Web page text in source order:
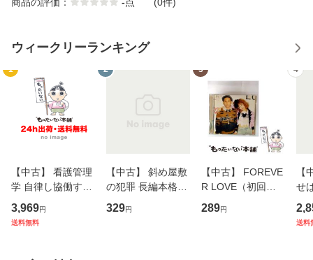
ウィークリーランキング
1
【中古】 看護管理
学 自律し協働する
専門職の看護マネ
ジメントスキル 改
3,969円
送料無料
2
【中古】 斜め屋敷
の犯罪 長編本格推
理小説 (光文社文
庫) / 島田荘司 / 光
329円
3
【中古】 FOREVE
R LOVE（初回生
産限定盤） / 清水
翔太×加藤ミリヤ /
289円
4
【
せ
タ
送料